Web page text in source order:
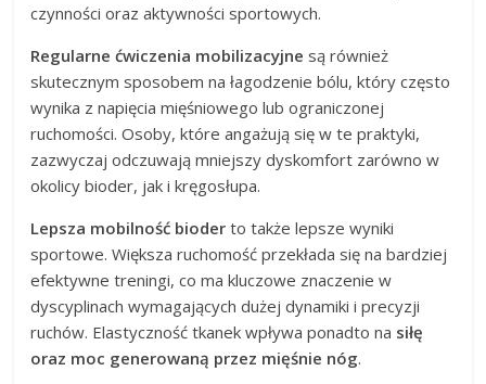
czynności oraz aktywności sportowych.
Regularne ćwiczenia mobilizacyjne są również
skutecznym sposobem na łagodzenie bólu, który często
wynika z napięcia mięśniowego lub ograniczonej
ruchomości. Osoby, które angażują się w te praktyki,
zazwyczaj odczuwają mniejszy dyskomfort zarówno w
okolicy bioder, jak i kręgosłupa.
Lepsza mobilność bioder to także lepsze wyniki
sportowe. Większa ruchomość przekłada się na bardziej
efektywne treningi, co ma kluczowe znaczenie w
dyscyplinach wymagających dużej dynamiki i precyzji
ruchów. Elastyczność tkanek wpływa ponadto na siłę
oraz moc generowaną przez mięśnie nóg.